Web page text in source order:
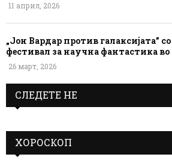
11 април, 2026
„Јон Вардар против галаксијата”
фестивал за научна фантастика
26 март, 2026
СЛЕДЕТЕ НЕ
ХОРОСКОП